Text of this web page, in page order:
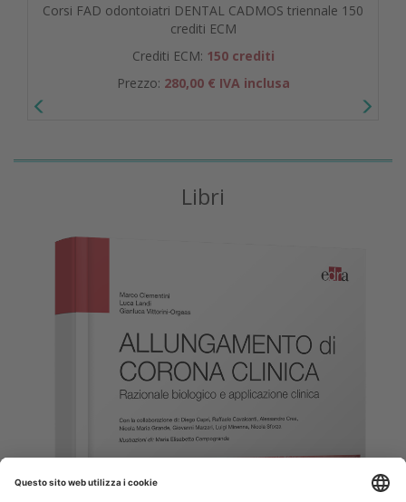
Corsi FAD odontoiatri DENTAL CADMOS triennale 150
crediti ECM
Crediti ECM: 150 crediti
Prezzo: 280,00 € IVA inclusa
Libri